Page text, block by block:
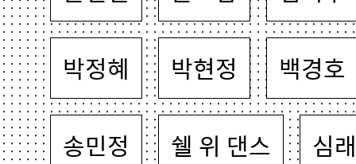
박정혜 박현정 백경호
송민정 쉘 위 댄스 심